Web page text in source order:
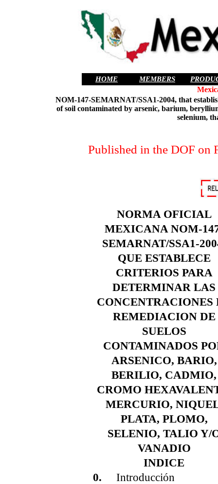
HOME MEMBERS
NOM-147-SEMARNAT/SSA1-2004, that
of soil contaminated by arsenic, barium,
selenium,
Published in the DOF on
NORMA OFICIAL
MEXICANA NOM-
SEMARNAT/SSA1-
QUE ESTABLECE
CRITERIOS PARA
DETERMINAR LAS
CONCENTRACIONES
REMEDIACION DE
SUELOS
CONTAMINADOS
ARSENICO, BARIO,
BERILIO, CADMIO,
CROMO
MERCURIO,
PLATA, PLOMO,
SELENIO, TALIO Y/
VANADIO
INDICE
0. Introducción